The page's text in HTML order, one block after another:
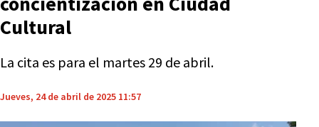
Cultural
La cita es para el martes 29 de abril.
Jueves, 24 de abril de 2025 11:57